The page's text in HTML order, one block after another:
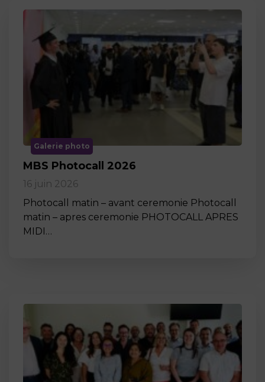
Galerie photo
MBS Photocall 2026
16 juin 2026
Photocall matin – avant ceremonie Photocall
matin – apres ceremonie PHOTOCALL APRES
MIDI…